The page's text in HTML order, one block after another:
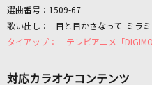
カラオ
選曲番号： 1509-67
目と目かさなって ミラミ
テレビアニメ「
対応カラオケコンテンツ